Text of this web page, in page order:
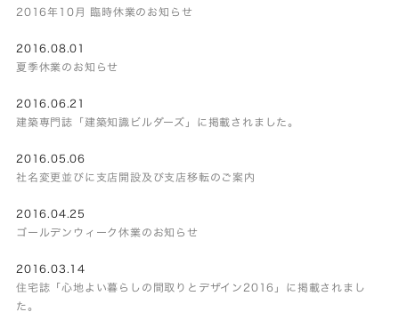
2016年10月 臨時休業のお知らせ
2016.08.01
夏季休業のお知らせ
2016.06.21
建築専門誌「建築知識ビルダーズ」に掲載されました。
2016.05.06
社名変更並びに支店開設及び支店移転のご案内
2016.04.25
ゴールデンウィーク休業のお知らせ
2016.03.14
住宅誌「心地よい暮らしの間取りとデザイン2016」に掲載されまし
た。